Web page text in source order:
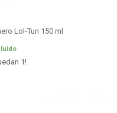
Lol-Tun 150 ml
1!